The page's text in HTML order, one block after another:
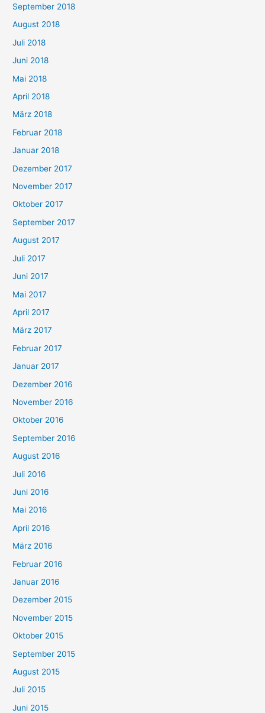
September 2018
August 2018
Juli 2018
Juni 2018
Mai 2018
April 2018
März 2018
Februar 2018
Januar 2018
Dezember 2017
November 2017
Oktober 2017
September 2017
August 2017
Juli 2017
Juni 2017
Mai 2017
April 2017
März 2017
Februar 2017
Januar 2017
Dezember 2016
November 2016
Oktober 2016
September 2016
August 2016
Juli 2016
Juni 2016
Mai 2016
April 2016
März 2016
Februar 2016
Januar 2016
Dezember 2015
November 2015
Oktober 2015
September 2015
August 2015
Juli 2015
Juni 2015